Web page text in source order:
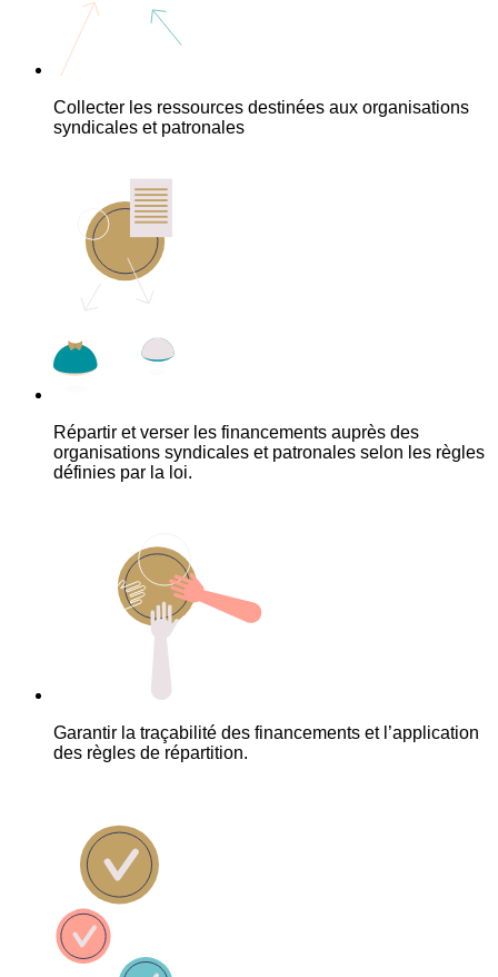
Collecter les ressources destinées aux organisations
syndicales et patronales
Répartir et verser les financements auprès des
organisations syndicales et patronales selon les règles
définies par la loi.
Garantir la traçabilité des financements et l’application
des règles de répartition.